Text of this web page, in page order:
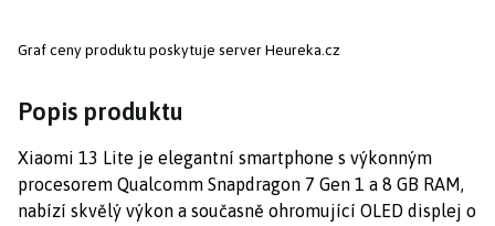
Graf ceny produktu poskytuje server Heureka.cz
Popis produktu
Xiaomi 13 Lite je elegantní smartphone s výkonným
procesorem Qualcomm Snapdragon 7 Gen 1 a 8 GB RAM,
nabízí skvělý výkon a současně ohromující OLED displej o